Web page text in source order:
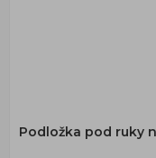
Podložka pod ruky